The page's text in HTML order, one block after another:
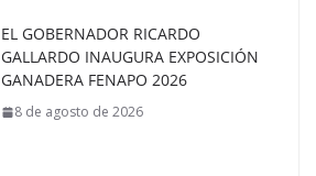
EL GOBERNADOR RICARDO
GALLARDO INAUGURA EXPOSICIÓN
GANADERA FENAPO 2026
8 de agosto de 2026